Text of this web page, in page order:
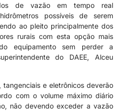
de vazão em tempo real
possíveis de serem
ao pleito principalmente dos
rurais com esta opção mais
equipamento sem perder a
do DAEE, Alceu
tangenciais e eletrônicos deverão
com o volume máximo diário
não devendo exceder a vazão